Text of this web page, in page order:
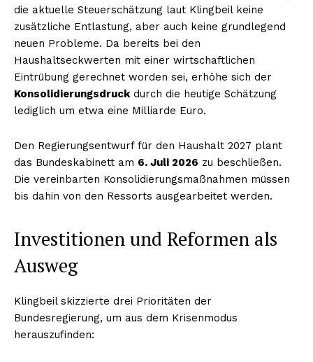
die aktuelle Steuerschätzung laut Klingbeil keine
zusätzliche Entlastung, aber auch keine grundlegend
neuen Probleme. Da bereits bei den
Haushaltseckwerten mit einer wirtschaftlichen
Eintrübung gerechnet worden sei, erhöhe sich der
Konsolidierungsdruckdurch die heutige Schätzung
lediglich um etwa eine Milliarde Euro.
Den Regierungsentwurf für den Haushalt 2027 plant
das Bundeskabinett am 6. Juli 2026 zu beschließen.
Die vereinbarten Konsolidierungsmaßnahmen müssen
bis dahin von den Ressorts ausgearbeitet werden.
Investitionen und Reformen als
Ausweg
Klingbeil skizzierte drei Prioritäten der
Bundesregierung, um aus dem Krisenmodus
herauszufinden: